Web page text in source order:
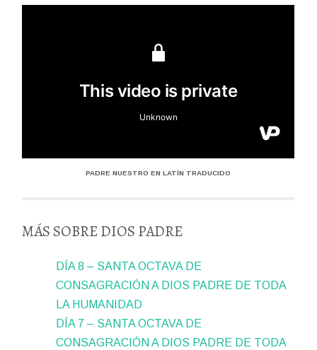
PADRE NUESTRO EN LATÍN TRADUCIDO
MÁS SOBRE DIOS PADRE
DÍA 8 – SANTA OCTAVA DE
CONSAGRACIÓN A DIOS PADRE DE TODA
LA HUMANIDAD
DÍA 7 – SANTA OCTAVA DE
CONSAGRACIÓN A DIOS PADRE DE TODA